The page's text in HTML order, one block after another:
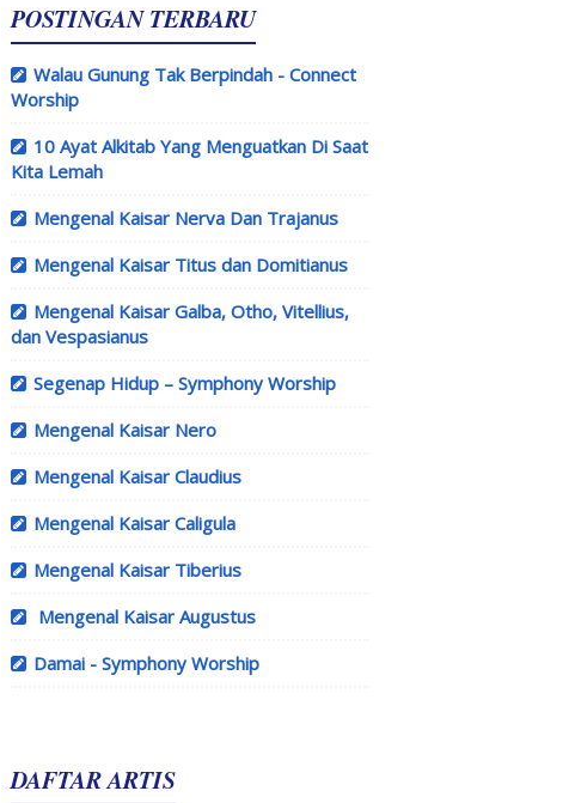
POSTINGAN TERBARU
Walau Gunung Tak Berpindah - Connect
Worship
10 Ayat Alkitab Yang Menguatkan Di Saat
Kita Lemah
Mengenal Kaisar Nerva Dan Trajanus
Mengenal Kaisar Titus dan Domitianus
Mengenal Kaisar Galba, Otho, Vitellius,
dan Vespasianus
Segenap Hidup – Symphony Worship
Mengenal Kaisar Nero
Mengenal Kaisar Claudius
Mengenal Kaisar Caligula
Mengenal Kaisar Tiberius
Mengenal Kaisar Augustus
Damai - Symphony Worship
DAFTAR ARTIS